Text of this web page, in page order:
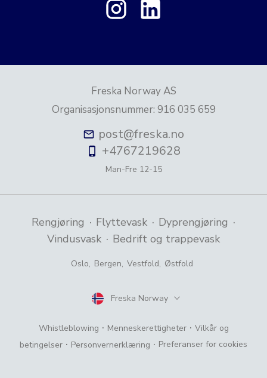
Freska Norway AS
Organisasjonsnummer: 916 035 659
post@freska.no
+4767219628
Man-Fre 12-15
Rengjøring · Flyttevask · Dyprengjøring ·
Vindusvask · Bedrift og trappevask
Oslo, Bergen, Vestfold, Østfold
Land
Freska Norway
Whistleblowing · Menneskerettigheter · Vilkår og
betingelser · Personvernerklæring · Preferanser for cookies